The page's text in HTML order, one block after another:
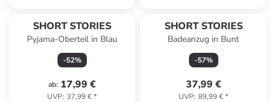
SHORT STORIES
Pyjama-Oberteil in Blau
-52%
ab: 17,99 €
UVP: 37,99 €*
SHORT STORIES
Badeanzug in Bunt
-57%
37,99 €
UVP: 89,99 €*